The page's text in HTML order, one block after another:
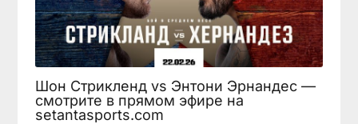
Шон Стрикленд vs Энтони Эрнандес —
смотрите в прямом эфире на
setantasports.com